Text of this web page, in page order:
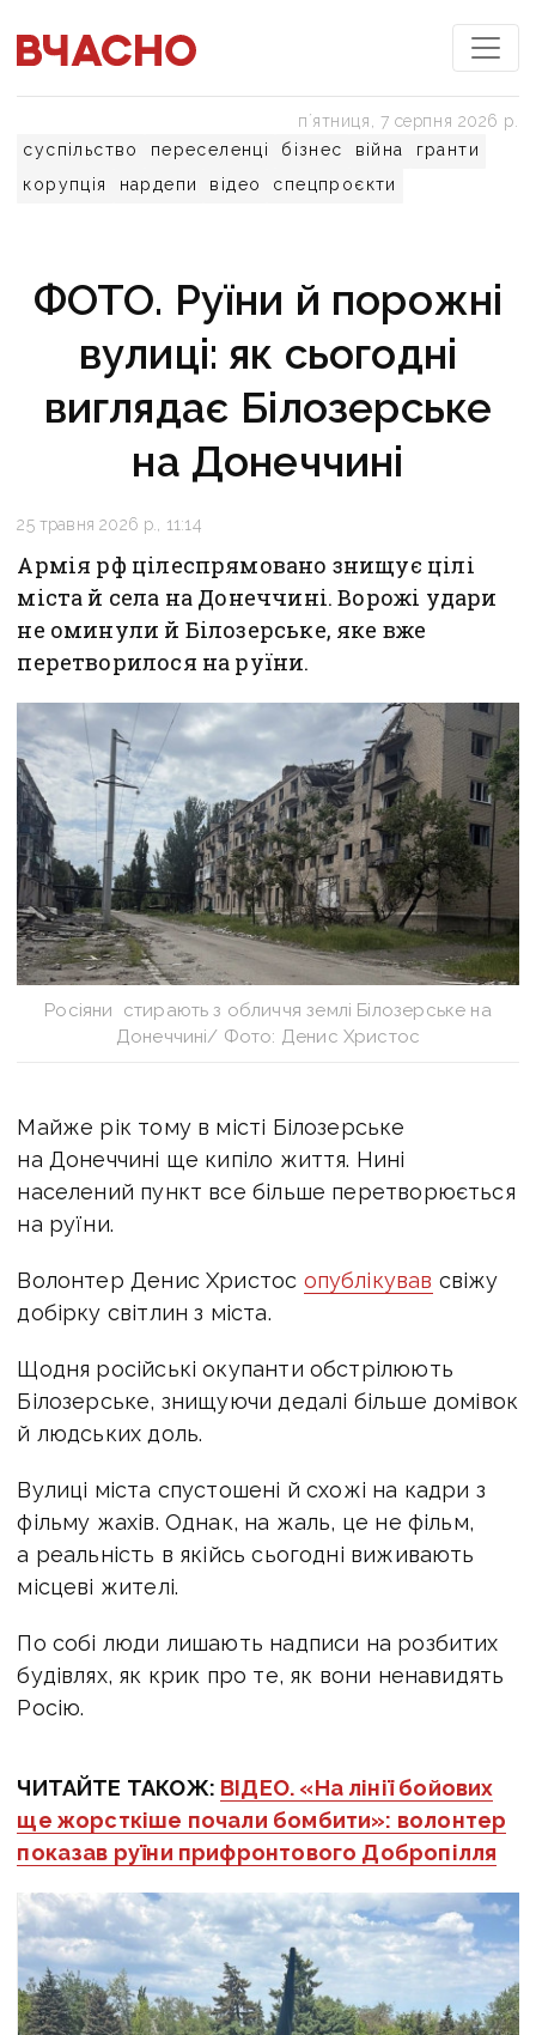
суспільство переселенці бізнес війна
гранти
корупція
нардепи відео спецпроєкти
пʼятниця, 7 серпня 2026 р.
ФОТО. Руїни й порожні
вулиці: як сьогодні
виглядає Білозерське
на Донеччині
25 травня 2026 р., 11:14
Армія рф цілеспрямовано знищує цілі
міста й села на Донеччині. Ворожі удари
не оминули й Білозерське, яке вже
перетворилося на руїни.
Росіяни стирають з обличчя землі Білозерське на
Донеччині/ Фото: Денис Христос
Майже рік тому в місті Білозерське
на Донеччині ще кипіло життя. Нині
населений пункт все більше перетворюється
на руїни.
Волонтер Денис Христос опублікував свіжу
добірку світлин з міста.
Щодня російські окупанти обстрілюють
Білозерське, знищуючи дедалі більше домівок
й людських доль.
Вулиці міста спустошені й схожі на кадри з
фільму жахів. Однак, на жаль, це не фільм,
а реальність в якійсь сьогодні виживають
місцеві жителі.
По собі люди лишають надписи на розбитих
будівлях, як крик про те, як вони ненавидять
Росію.
ЧИТАЙТЕ ТАКОЖ: ВІДЕО. «На лінії бойових
ще жорсткіше почали бомбити»: волонтер
показав руїни прифронтового Добропілля